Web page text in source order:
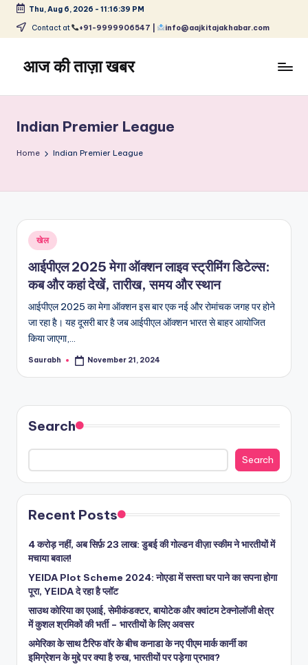
Skip
content
Thu, Aug 6, 2026 - 11:16:39 PM
Contact at +91-9999906547 | info@aajkitajakhabar.com
आज की ताज़ा खबर
ताज़ा
समाचार
–
और
विश्व
Indian Premier League
Home Indian Premier League
Posted
in
खेल
आईपीएल 2025 मेगा ऑक्शन लाइव स्ट्रीमिंग डिटेल्स:
कब और कहां देखें, तारीख, समय और स्थान
आईपीएल 2025 का मेगा ऑक्शन इस बार एक नई और रोमांचक जगह पर होने
जा रहा है। यह दूसरी बार है जब आईपीएल ऑक्शन भारत से बाहर आयोजित
किया जाएगा,…
Posted
Saurabh November 21, 2024
Search
Search
Recent Posts
4 करोड़ नहीं, अब सिर्फ़ 23 लाख: डुबई की गोल्डन वीज़ा स्कीम ने भारतीयों में
मचाया बवाल!
YEIDA Plot Scheme 2024: नोएडा में सस्ता घर पाने का सपना होगा
पूरा, YEIDA दे रहा है प्लॉट
साउथ कोरिया का एआई, सेमीकंडक्टर, बायोटेक और क्वांटम टेक्नोलॉजी क्षेत्र
में कुशल श्रमिकों की भर्ती – भारतीयों के लिए अवसर
अमेरिका के साथ टैरिफ वॉर के बीच कनाडा के नए पीएम मार्क कार्नी का
इमिग्रेशन के मुद्दे पर क्या है रुख, भारतीयों पर पड़ेगा प्रभाव?